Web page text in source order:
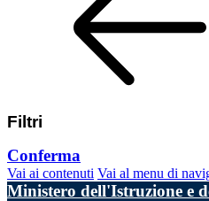
Filtri
Conferma
Vai ai contenuti Vai al menu di
Ministero dell'Istruzione e